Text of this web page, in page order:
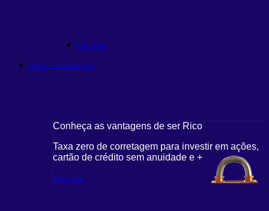
Alfa Global
Outras recomendações
Conheça as vantagens de ser Rico
Taxa zero de corretagem para investir em ações,
cartão de crédito sem anuidade e +
Saiba mais